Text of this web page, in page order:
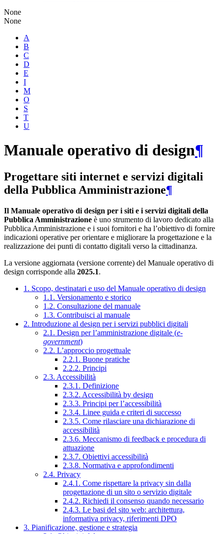
None
None
A
B
C
D
E
I
M
O
S
T
U
Manuale operativo di design¶
Progettare siti internet e servizi digitali
della Pubblica Amministrazione¶
Il Manuale operativo di design per i siti e i servizi digitali della
Pubblica Amministrazione è uno strumento di lavoro dedicato alla
Pubblica Amministrazione e i suoi fornitori e ha l’obiettivo di fornire
indicazioni operative per orientare e migliorare la progettazione e la
realizzazione dei punti di contatto digitali verso la cittadinanza.
La versione aggiornata (versione corrente) del Manuale operativo di
design corrisponde alla 2025.1.
1. Scopo, destinatari e uso del Manuale operativo di design
1.1. Versionamento e storico
1.2. Consultazione del manuale
1.3. Contribuisci al manuale
2. Introduzione al design per i servizi pubblici digitali
2.1. Design per l’amministrazione digitale (e-
government)
2.2. L’approccio progettuale
2.2.1. Buone pratiche
2.2.2. Principi
2.3. Accessibilità
2.3.1. Definizione
2.3.2. Accessibilità by design
2.3.3. Principi per l’accessibilità
2.3.4. Linee guida e criteri di successo
2.3.5. Come rilasciare una dichiarazione di
accessibilità
2.3.6. Meccanismo di feedback e procedura di
attuazione
2.3.7. Obiettivi accessibilità
2.3.8. Normativa e approfondimenti
2.4. Privacy
2.4.1. Come rispettare la privacy sin dalla
progettazione di un sito o servizio digitale
2.4.2. Richiedi il consenso quando necessario
2.4.3. Le basi del sito web: architettura,
informativa privacy, riferimenti DPO
3. Pianificazione, gestione e strategia